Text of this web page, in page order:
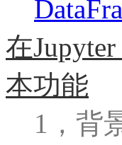
在
本功能
1，背